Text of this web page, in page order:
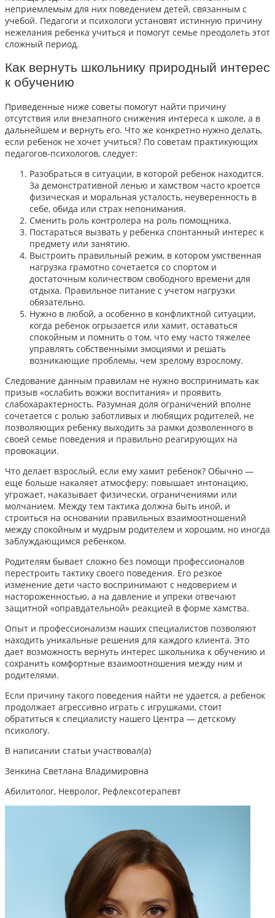
неприемлемым для них поведением детей, связанным с
учебой. Педагоги и психологи установят истинную причину
нежелания ребенка учиться и помогут семье преодолеть этот
сложный период.
Как вернуть школьнику природный интерес
к обучению
Приведенные ниже советы помогут найти причину
отсутствия или внезапного снижения интереса к школе, а в
дальнейшем и вернуть его. Что же конкретно нужно делать,
если ребенок не хочет учиться? По советам практикующих
педагогов-психологов, следует:
Разобраться в ситуации, в которой ребенок находится.
За демонстративной ленью и хамством часто кроется
физическая и моральная усталость, неуверенность в
себе, обида или страх непонимания.
Сменить роль контролера на роль помощника.
Постараться вызвать у ребенка спонтанный интерес к
предмету или занятию.
Выстроить правильный режим, в котором умственная
нагрузка грамотно сочетается со спортом и
достаточным количеством свободного времени для
отдыха. Правильное питание с учетом нагрузки
обязательно.
Нужно в любой, а особенно в конфликтной ситуации,
когда ребенок огрызается или хамит, оставаться
спокойным и помнить о том, что ему часто тяжелее
управлять собственными эмоциями и решать
возникающие проблемы, чем зрелому взрослому.
Следование данным правилам не нужно воспринимать как
призыв «ослабить вожжи воспитания» и проявить
слабохарактерность. Разумная доля ограничений вполне
сочетается с ролью заботливых и любящих родителей, не
позволяющих ребенку выходить за рамки дозволенного в
своей семье поведения и правильно реагирующих на
провокации.
Что делает взрослый, если ему хамит ребенок? Обычно —
еще больше накаляет атмосферу: повышает интонацию,
угрожает, наказывает физически, ограничениями или
молчанием. Между тем тактика должна быть иной, и
строиться на основании правильных взаимоотношений
между спокойным и мудрым родителем и хорошим, но иногда
заблуждающимся ребенком.
Родителям бывает сложно без помощи профессионалов
перестроить тактику своего поведения. Его резкое
изменение дети часто воспринимают с недоверием и
настороженностью, а на давление и упреки отвечают
защитной «оправдательной» реакцией в форме хамства.
Опыт и профессионализм наших специалистов позволяют
находить уникальные решения для каждого клиента. Это
дает возможность вернуть интерес школьника к обучению и
сохранить комфортные взаимоотношения между ним и
родителями.
Если причину такого поведения найти не удается, а ребенок
продолжает агрессивно играть с игрушками, стоит
обратиться к специалисту нашего Центра — детскому
психологу.
В написании статьи участвовал(а)
Зенкина Светлана Владимировна
Абилитолог, Невролог, Рефлексотерапевт